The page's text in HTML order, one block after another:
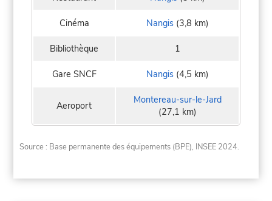
Cinéma Nangis(3,8 km)
Bibliothèque 1
Gare SNCF Nangis(4,5 km)
Aeroport
Montereau-sur-le-Jard
(27,1 km)
Source : Base permanente des équipements (BPE), INSEE 2024.